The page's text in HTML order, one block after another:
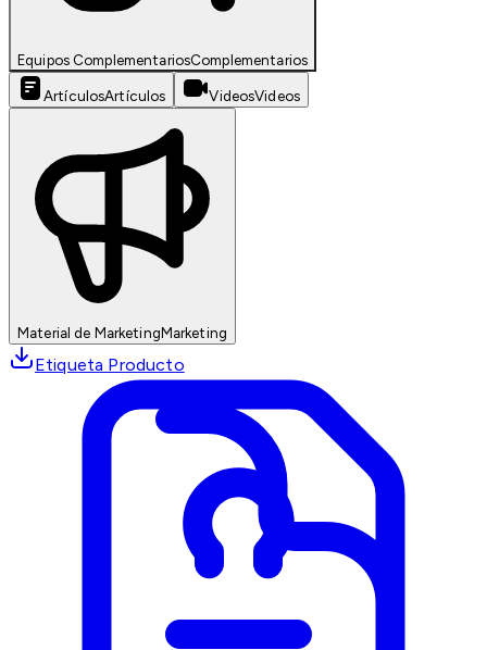
Equipos ComplementariosComplementarios
ArtículosArtículos VideosVideos
Material de MarketingMarketing
Etiqueta Producto